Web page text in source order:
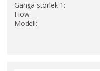
Gänga storlek 1:
Flow:
Modell: